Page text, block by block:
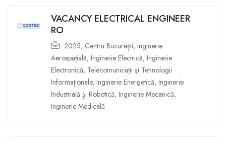
VACANCY ELECTRICAL ENGINEER
RO
2025, Centru București, Inginerie
Aerospațială, Inginerie Electrică, Inginerie
Electronică, Telecomunicații și Tehnologii
Informaționale, Inginerie Energetică, Inginerie
Industrială și Robotică, Inginerie Mecanică,
Inginerie Medicală